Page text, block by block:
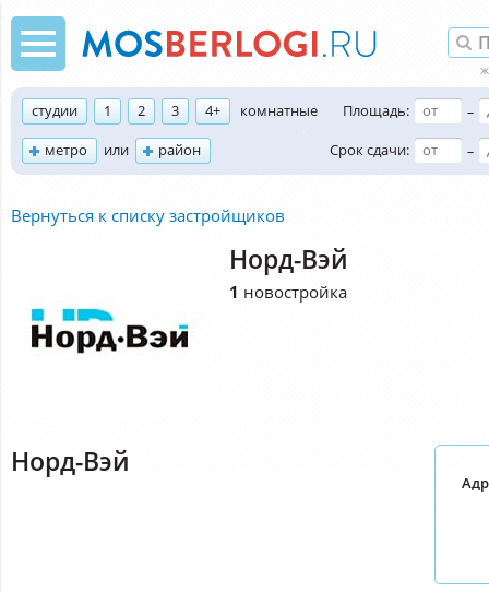
студии 1 2 3 4+
комнатные
метро
или район
Площадь:
–
Срок сдачи:
–
Вернуться к списку застройщиков
Норд-Вэй
1 новостройка
Норд-Вэй